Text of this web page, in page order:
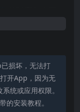
动符合项目 BPM
Breaker 彻
和演奏你自定
损坏，无法打
开App，因为无
系统或应用权限。
的安装教程。